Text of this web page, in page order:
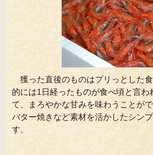
獲った直後のものはプリっとした
的には1日経ったものが食べ頃と言わ
て、まろやかな甘みを味わうことが
バター焼きなど素材を活かしたシン
す。